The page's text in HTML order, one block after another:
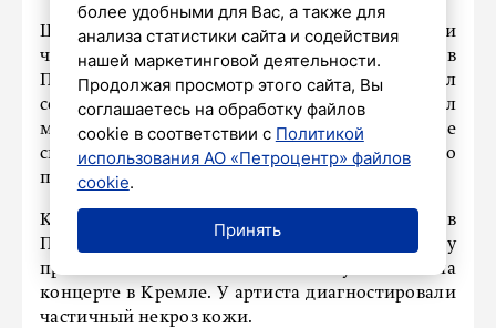
Шуров указал, что певца госпитализировали
через несколько недель после инцидента в
Петербурге, а значит, вряд ли он получил
серьезные травмы. Врач также высказал
мнение, что проблемы с заживлением ран не
связаны с диабетом, поскольку артист недавно
перенес пластические операции.
Киркоров получил сильный ожог на концерте в
Петербурге 25 апреля. В результате ему
пришлось отказаться от выступления на
концерте в Кремле. У артиста диагностировали
частичный некроз кожи.
более удобными для Вас, а также для
анализа статистики сайта и содействия
нашей маркетинговой деятельности.
Продолжая просмотр этого сайта, Вы
соглашаетесь на обработку файлов
cookie в соответствии с Политикой
использования АО «Петроцентр» файлов
cookie.
Принять